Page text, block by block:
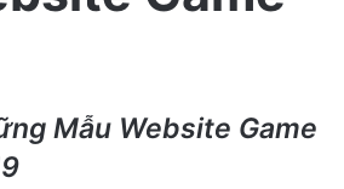
Mẫu Website Game